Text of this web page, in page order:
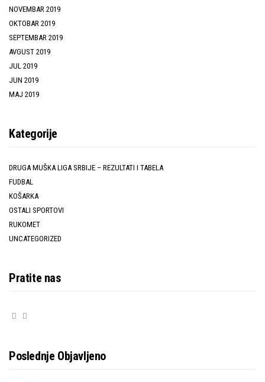
NOVEMBAR 2019
OKTOBAR 2019
SEPTEMBAR 2019
AVGUST 2019
JUL 2019
JUN 2019
MAJ 2019
Kategorije
DRUGA MUŠKA LIGA SRBIJE – REZULTATI I TABELA
FUDBAL
KOŠARKA
OSTALI SPORTOVI
RUKOMET
UNCATEGORIZED
Pratite nas
Poslednje Objavljeno